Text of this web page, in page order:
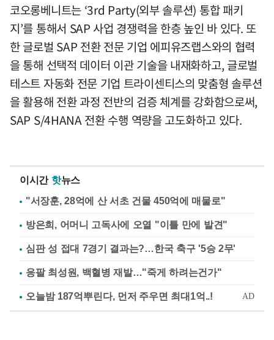
코오롱베니트는 ‘3rd Party(외부 솔루션) 통합 패키
지’를 통해서 SAP 사업 경쟁력을 한층 높인 바 있다. 또
한 글로벌 SAP 전환 전문 기업 에피유즈랩스와의 협력
을 통해 선택적 데이터 이관 기술을 내재화하고, 글로벌
테스트 자동화 전문 기업 트라이센티스의 맞춤형 솔루션
을 활용해 전환 과정 전반의 검증 체계를 강화함으로써,
SAP S/4HANA 전환 수행 역량을 고도화하고 있다.
이시간 핫뉴스
"서장훈, 28억에 산 서초 건물 450억에 매물로"
방은희, 어머니 고독사에 오열 "이틀 만에 발견"
심판 성 접대 7경기 결과는?…한국 축구 '5승 2무'
응팔 최성원, 백혈병 재발…"죽게 하려는건가"